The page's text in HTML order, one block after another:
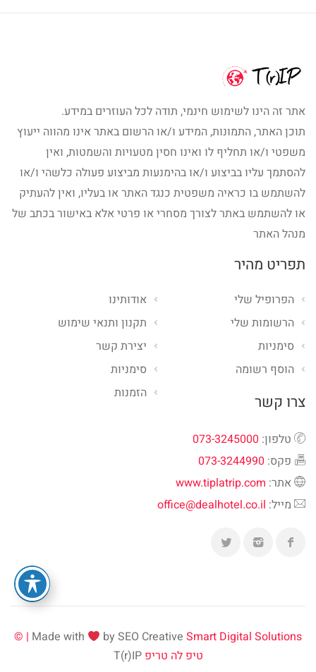
אתר זה הינו לשימוש חינמי, תודה לכל העוזרים במידע.
תוכן האתר, התמונות, המידע ו/או הרשום באתר אינו מהווה ייעוץ
משפטי ו/או תחליף לו ואינו חסין מטעויות והשמטות, ואין
להסתמך עליו בביצוע ו/או בהימנעות מביצוע פעולה כלשהי ו/או
להשתמש בו כראיה משפטית כנגד האתר או בעליו, ואין להעתיק
או להשתמש באתר לצורך מסחרי או פרטי אלא באישור בכתב של
מנהל האתר
תפריט מהיר
אודותינו
תקנון ותנאי שימוש
יצירת קשר
סימניות
הזמנות
הפרופיל שלי
הרשומות שלי
סימניות
הוסף רשומה
צרו קשר
טלפון: 073-3245000
פקס: 073-3244990
אתר: www.tiplatrip.com
מייל: office@dealhotel.co.il
Made with by SEO CreativeSmart Digital Solutions | ©
טיפ לה טריפ T(r)IP